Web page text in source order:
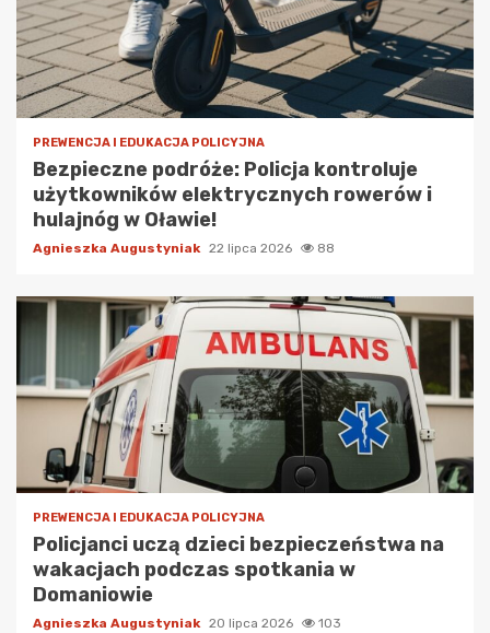
PREWENCJA I EDUKACJA POLICYJNA
Bezpieczne podróże: Policja kontroluje
użytkowników elektrycznych rowerów i
hulajnóg w Oławie!
Agnieszka Augustyniak 22 lipca 2026 88
PREWENCJA I EDUKACJA POLICYJNA
Policjanci uczą dzieci bezpieczeństwa na
wakacjach podczas spotkania w
Domaniowie
Agnieszka Augustyniak 20 lipca 2026 103